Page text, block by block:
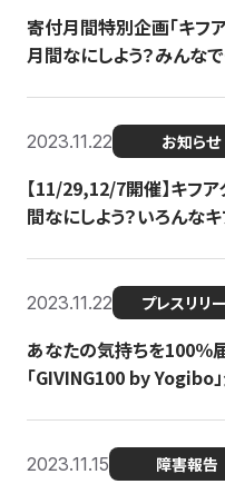
寄付月間特別企画「キフ
月間なにしよう？みんな
2023.11.22 お知らせ
【11/29,12/7開催】キフ
間なにしよう？いろんな
2023.11.22 プレスリリ
あなたの気持ちを100％
「GIVING100 by Yogibo
2023.11.15 障害報告